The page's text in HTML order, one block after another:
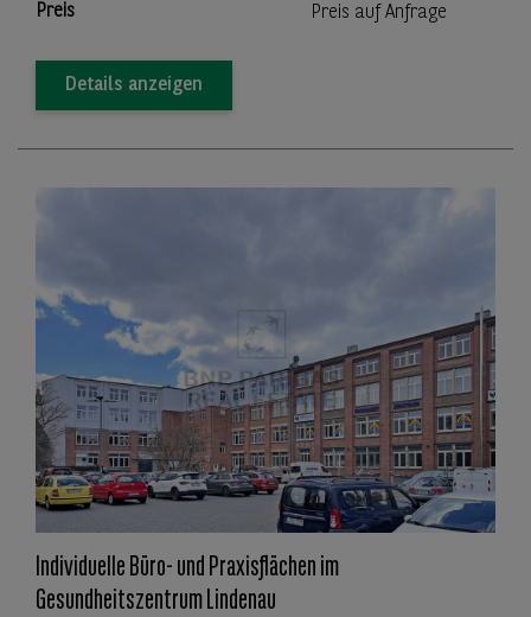
Preis Preis auf Anfrage
Details anzeigen
Individuelle Büro- und Praxisflächen im
Gesundheitszentrum Lindenau